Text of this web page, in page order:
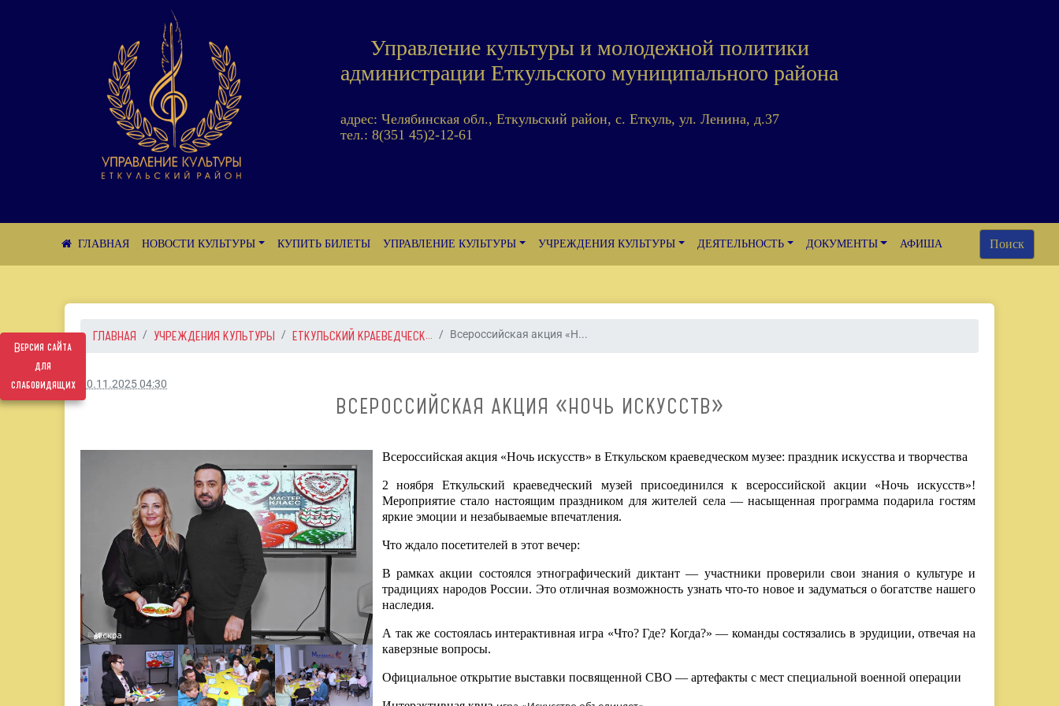
Версия сайта
для
слабовидящих
Управление культуры и молодежной политики
администрации Еткульского муниципального района
адрес: Челябинская обл., Еткульский район, с. Еткуль, ул. Ленина, д.37
тел.: 8(351 45)2-12-61
НОВОСТИ КУЛЬТУРЫ КУПИТЬ БИЛЕТЫ УПРАВЛЕНИЕ КУЛЬТУРЫ УЧРЕЖДЕНИЯ КУЛЬТУРЫ ДЕЯТЕЛЬНОСТЬ ДОКУМЕНТЫ АФИША Поиск
ГЛАВНАЯ УЧРЕЖДЕНИЯ КУЛЬТУРЫ ЕТКУЛЬСКИЙ КРАЕВЕДЧЕСК... Всероссийская акция «Н...
10.11.2025 04:30
ВСЕРОССИЙСКАЯ АКЦИЯ «НОЧЬ ИСКУССТВ»
Всероссийская акция «Ночь искусств» в Еткульском краеведческом музее: праздник искусства и творчества
2 ноября Еткульский краеведческий музей присоединился к всероссийской акции «Ночь искусств»!
Мероприятие стало настоящим праздником для жителей села — насыщенная программа подарила гостям
яркие эмоции и незабываемые впечатления.
Что ждало посетителей в этот вечер:
В рамках акции состоялся этнографический диктант — участники проверили свои знания о культуре и
традициях народов России. Это отличная возможность узнать что‑то новое и задуматься о богатстве нашего
наследия.
А так же состоялась интерактивная игра «Что? Где? Когда?» — команды состязались в эрудиции, отвечая на
каверзные вопросы.
Официальное открытие выставки посвященной СВО — артефакты с мест специальной военной операции